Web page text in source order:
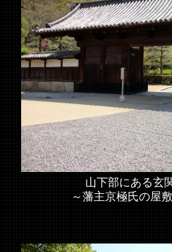
山下部にある玄
～藩主京極氏の屋